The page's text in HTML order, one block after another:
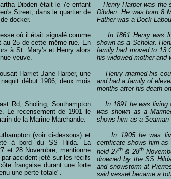
Dibden était le 7e enfant
Street, dans le quartier de
docker.
où il était signalé comme
au 25 de cette même rue. En
à St. Mary's et Henry alors
veuve.
Harriet Jane Harper, une
début 1906, deux mois
Rd, Sholing, Southampton
Le recensement de 1901 le
de la Marine Marchande.
(voir ci-dessous) et
à bord du SS Hilda. La
et 28 Novembre, mentionne
accident jeté sur les récifs
française durant une forte
une perte totale".
Henry Harper was the
Dibden. He was born 8
Father was a Dock
In 1861 Henry was
shown as a Scholar.
family had moved to 13
his widowed mother and
Henry married his
and had a family of
months after his death
In 1891 he was living
was shown as a
shows him as a Seaman
In 1905 he was
certificate shows him
held 27th& 28th
drowned by the SS
and snowstorm at
said vessel became a